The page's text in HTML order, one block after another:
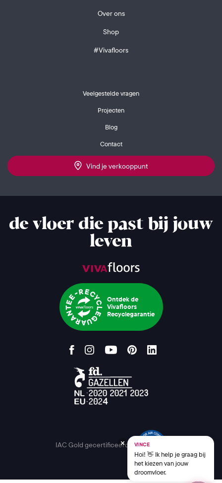
Over ons
Shop
#Vivafloors
Veelgestelde vragen
Projecten
Blog
Contact
Vind je verkooppunt
de vloer die past bij jouw
leven
Ontdek de
Vivafloors
Recyclegarantie
IAC Gold gecertificeerd VINCE
Hoi! 👋 Ik help je graag bij
het kiezen van jouw
droomvloer.